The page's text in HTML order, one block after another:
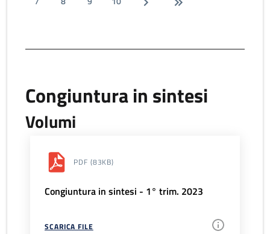
Congiuntura in sintesi
Volumi
PDF (83KB)
Congiuntura in sintesi - 1° trim. 2023
SCARICA FILE